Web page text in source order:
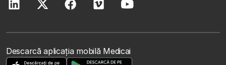
Descarcă aplicația mobilă Medicai